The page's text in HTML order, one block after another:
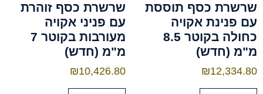
שרשרת כסף תוססת
עם פנינת אקויה
כחולה בקוטר 8.5
מ"מ (חדש)
₪12,334.80
שרשרת כסף זוהרת
עם פניני אקויה
מעורבות בקוטר 7
מ"מ (חדש)
₪10,426.80